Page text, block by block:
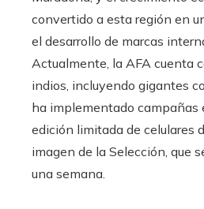
convertido a esta región en
el desarrollo de marcas
Actualmente, la AFA cuenta
indios, incluyendo gigantes
ha implementado campañas
edición limitada de celulares
imagen de la Selección, que
una semana.